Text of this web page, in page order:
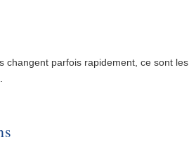
changent parfois rapidement, ce sont les